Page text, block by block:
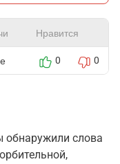
Нравится
0 0
обнаружили слова